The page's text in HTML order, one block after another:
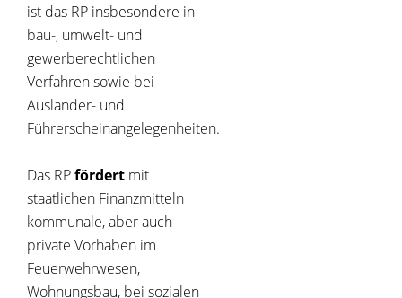
ist das RP insbesondere in
bau-, umwelt- und
gewerberechtlichen
Verfahren sowie bei
Ausländer- und
Führerscheinangelegenheiten.
Das RPfördert mit
staatlichen Finanzmitteln
kommunale, aber auch
private Vorhaben im
Feuerwehrwesen,
Wohnungsbau, bei sozialen